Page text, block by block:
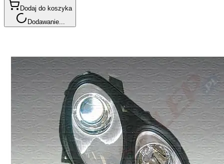
Dodaj do koszyka
Dodawanie...